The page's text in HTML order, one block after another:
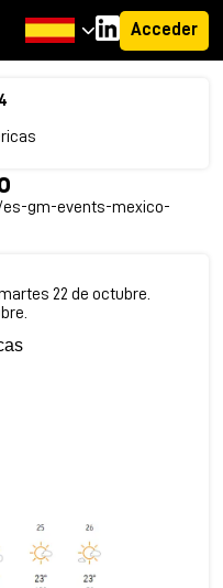
Acceder
gm-events-mexico-
22 de octubre.